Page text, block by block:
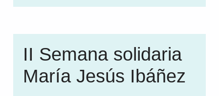
II Semana solidaria
María Jesús Ibáñez